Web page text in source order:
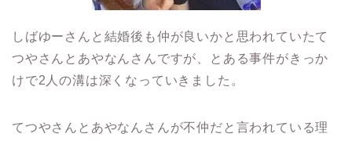
しばゆーさんと結婚後も仲が良いかと思われていたて
つやさんとあやなんさんですが、とある事件がきっか
けで2人の溝は深くなっていきました。
てつやさんとあやなんさんが不仲だと言われている理